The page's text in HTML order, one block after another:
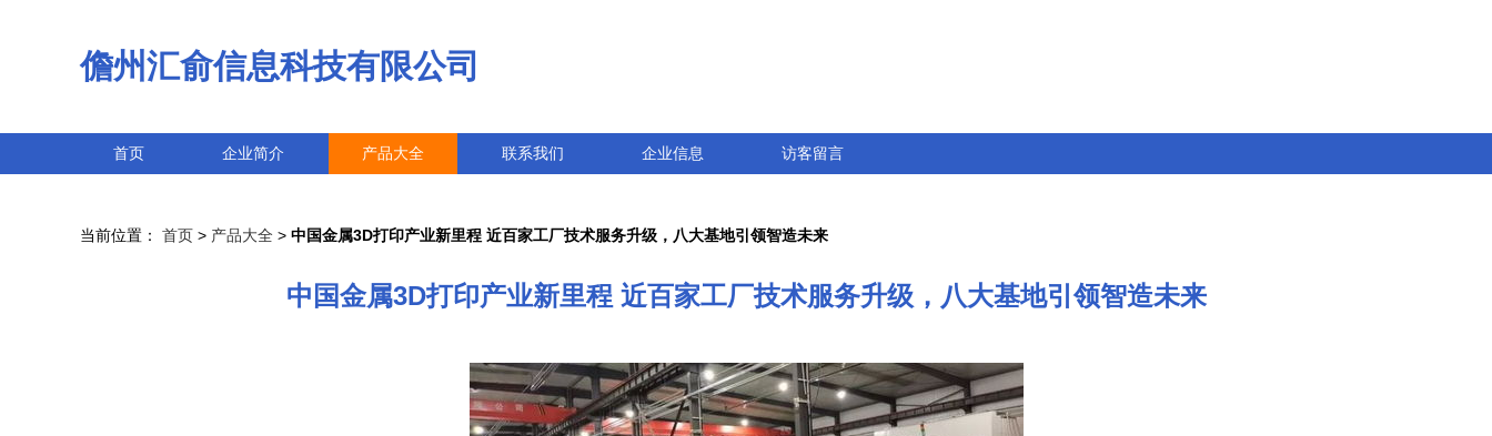
儋州汇俞信息科技有限公司
首页 企业简介 产品大全 联系我们 企业信息 访客留言
当前位置： 首页 > 产品大全 > 中国金属3D打印产业新里程 近百家工厂技术服务升级，八大基地引领智造未来
中国金属3D打印产业新里程 近百家工厂技术服务升级，八大基地引领智造未来